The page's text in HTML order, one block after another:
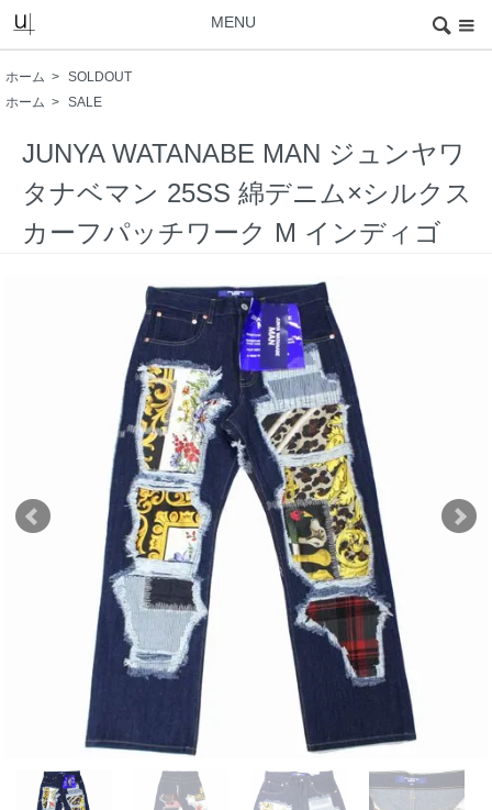
MENU
ホーム > SOLDOUT
ホーム > SALE
JUNYA WATANABE MAN ジュンヤワ
タナベマン 25SS 綿デニム×シルクス
カーフパッチワーク M インディゴ